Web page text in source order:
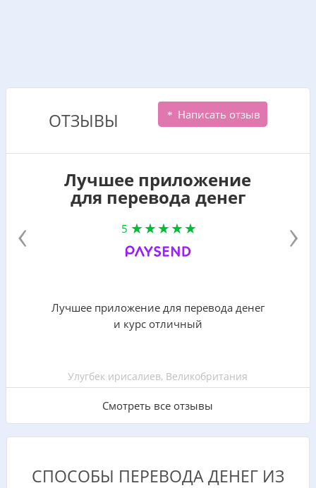
ОТЗЫВЫ Написать отзыв
Лучшее приложение
для перевода денег
5
Лучшее приложение для перевода денег
и курс отличный
Улугбек ирисалиев, Великобритания
Смотреть все отзывы
‹ ›
СПОСОБЫ ПЕРЕВОДА ДЕНЕГ ИЗ